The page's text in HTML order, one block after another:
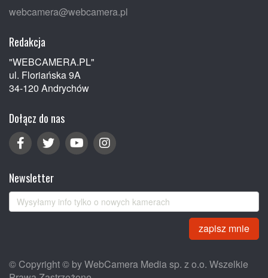
webcamera@webcamera.pl
Redakcja
"WEBCAMERA.PL"
ul. Floriańska 9A
34-120 Andrychów
Dołącz do nas
Newsletter
zapisz mnie
© Copyright © by WebCamera Media sp. z o.o. Wszelkie